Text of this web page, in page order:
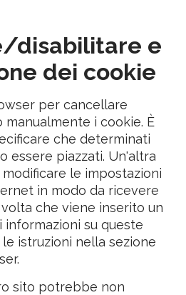
disabilitare e
dei cookie
per cancellare
i cookie. È
che determinati
essere piazzati. Un'altra
le impostazioni
in modo da ricevere
che viene inserito un
su queste
istruzioni nella sezione
sito potrebbe non